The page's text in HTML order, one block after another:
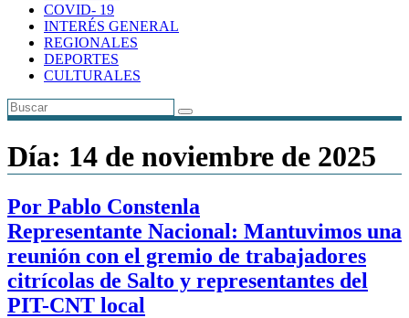
COVID- 19
INTERÉS GENERAL
REGIONALES
DEPORTES
CULTURALES
Día: 14 de noviembre de 2025
Por Pablo Constenla
Representante Nacional: Mantuvimos una
reunión con el gremio de trabajadores
citrícolas de Salto y representantes del
PIT-CNT local